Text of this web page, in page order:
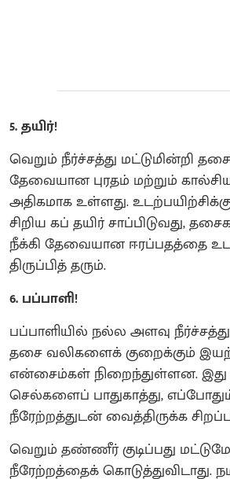
5. தயிர்!
வெறும் நீர்ச்சத்து மட்டுமின்றி
தேவையான புரதம் மற்றும்
அதிகமாக உள்ளது.
சிறிய கப் தயிர் சாப்பிடுவது,
நீக்கி தேவையான ஈரப்பதத்தை
திருப்பித் தரும்.
6. பப்பாளி!
பப்பாளியில் நல்ல அளவு
தசை வலிகளைக் குறைக்கும்
என்சைம்கள் நிறைந்துள்ளன.
செல்களைப் பாதுகாத்து,
நீரேற்றத்துடன் வைத்திருக்க
வெறும் தண்ணீர் குடிப்பது
நீரேற்றத்தைக் கொடுத்துவிடாது.